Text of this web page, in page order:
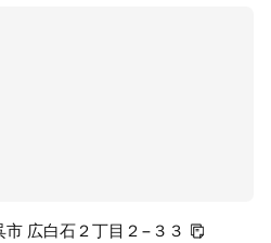
広白石２丁目２−３３